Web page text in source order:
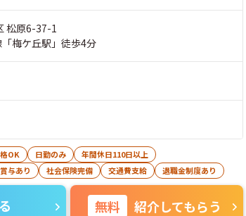
松原6-37-1
梅ケ丘駅」徒歩4分
OK 日勤のみ
年間休日110日以上
与あり 社会保険完備 交通費支給 退職金制度あり
無料 紹介してもらう